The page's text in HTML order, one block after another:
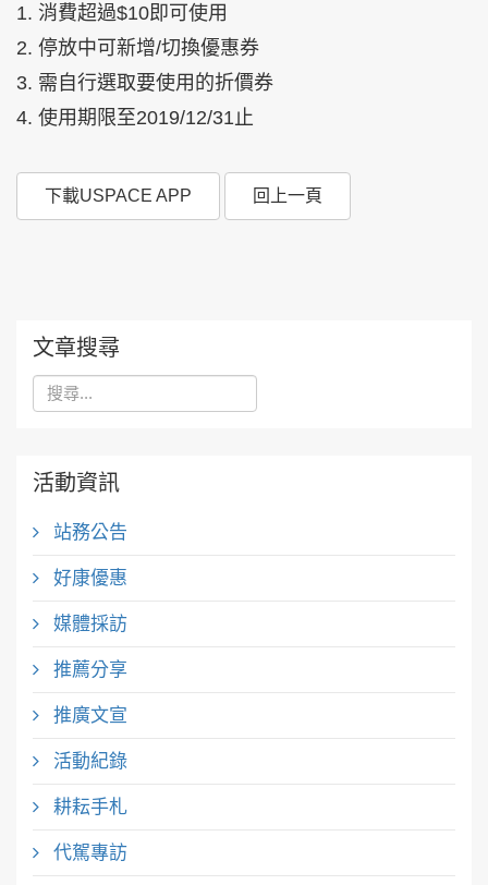
1. 消費超過$10即可使用
2. 停放中可新增/切換優惠券
3. 需自行選取要使用的折價券
4. 使用期限至2019/12/31止
下載USPACE APP 回上一頁
文章搜尋
活動資訊
站務公告
好康優惠
媒體採訪
推薦分享
推廣文宣
活動紀錄
耕耘手札
代駕專訪